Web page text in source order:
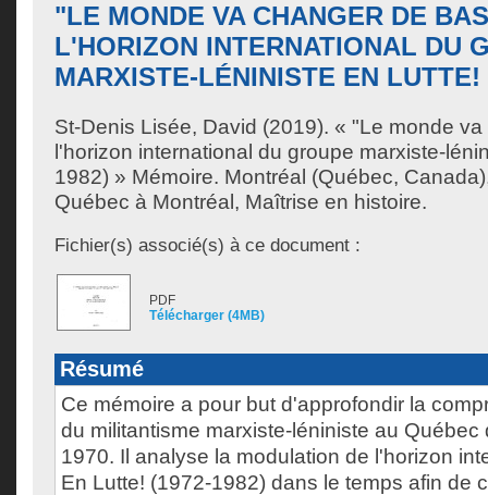
"LE MONDE VA CHANGER DE
L'HORIZON INTERNATIONAL DU
MARXISTE-LÉNINISTE EN LUTTE!
St-Denis Lisée, David (2019). « "Le monde
l'horizon international du groupe marxiste-
1982) » Mémoire. Montréal (Québec,
Québec à Montréal, Maîtrise en histoire.
Fichier(s) associé(s) à ce document :
PDF
Télécharger (4MB)
Résumé
Ce mémoire a pour but d'approfondir la
du militantisme marxiste-léniniste au
1970. Il analyse la modulation de l'horizon
En Lutte! (1972-1982) dans le temps afin de